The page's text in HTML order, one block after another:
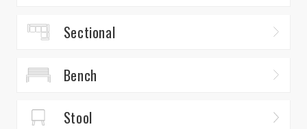
Sectional
Bench
Stool